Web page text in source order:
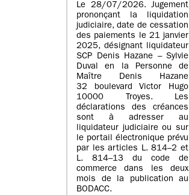
Le 28/07/2026. Jugement
prononçant la liquidation
judiciaire, date de cessation
des paiements le 21 janvier
2025, désignant liquidateur
SCP Denis Hazane – Sylvie
Duval en la Personne de
Maître Denis Hazane
32 boulevard Victor Hugo
10000 Troyes. Les
déclarations des créances
sont à adresser au
liquidateur judiciaire ou sur
le portail électronique prévu
par les articles L. 814–2 et
L. 814–13 du code de
commerce dans les deux
mois de la publication au
BODACC.